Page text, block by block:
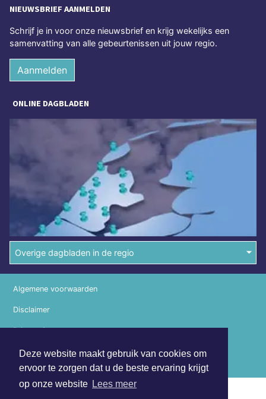
Deze website maakt gebruik van cookies om
ervoor te zorgen dat u de beste ervaring krijgt
op onze website Lees meer
NIEUWSBRIEF AANMELDEN
Schrijf je in voor onze nieuwsbrief en krijg wekelijks een
samenvatting van alle gebeurtenissen uit jouw regio.
Aanmelden
ONLINE DAGBLADEN
Overige dagbladen in de regio
Copyright (c) 2026 | Schermerdagblad.nl - Alle rechten
voorbehouden
Algemene voorwaarden
Disclaimer
Privacy Statement